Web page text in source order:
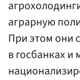
аграрную
При этом они
в госбанках